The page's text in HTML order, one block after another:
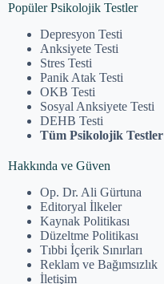
Popüler Psikolojik Testler
Depresyon Testi
Anksiyete Testi
Stres Testi
Panik Atak Testi
OKB Testi
Sosyal Anksiyete Testi
DEHB Testi
Tüm Psikolojik Testler
Hakkında ve Güven
Op. Dr. Ali Gürtuna
Editoryal İlkeler
Kaynak Politikası
Düzeltme Politikası
Tıbbi İçerik Sınırları
Reklam ve Bağımsızlık
İletişim